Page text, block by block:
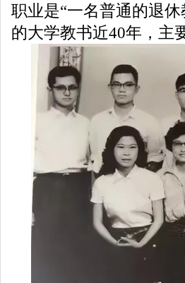
职业是“一名普通的退
的大学教书近40年，主